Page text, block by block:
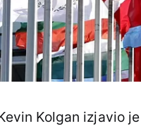
Kolgan izjavio